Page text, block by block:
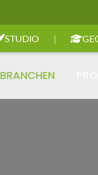
STUDIO |
BRANCHEN